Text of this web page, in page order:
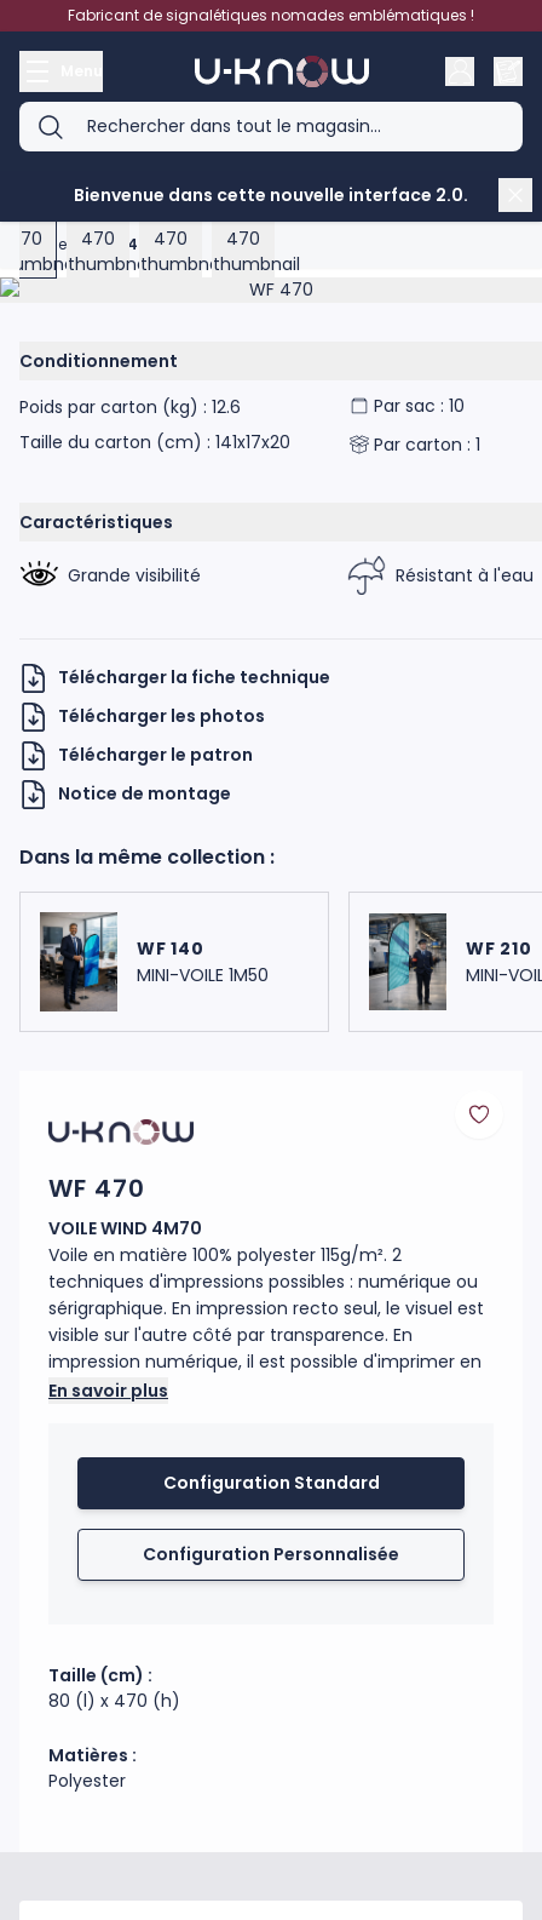
Aller au contenuFabricant de signalétiques nomades emblématiques !
UKNOW
Bienvenue dans cette nouvelle interface 2.0.
Accueil > WF 470
Product image gallery - scroll to see more images
Conditionnement
Poids par carton (kg) : 12.6
Taille du carton (cm) : 141x17x20
Par sac : 10
Par carton : 1
Caractéristiques
Grande visibilité Résistant à l'eau
Télécharger la fiche technique
Télécharger les photos
Télécharger le patron
Notice de montage
Dans la même collection :
WF 140
MINI-VOILE 1M50
WF 210
MINI-
WF 470
VOILE WIND 4M70
Voile en matière 100% polyester 115g/m². 2
techniques d'impressions possibles : numérique ou
sérigraphique. En impression recto seul, le visuel est
visible sur l'autre côté par transparence. En
impression numérique, il est possible d'imprimer en
recto/verso ; une feuille occultante insérée entre
dans un polyester Oxford 300 D. Le mât est en fibre
de carbone (très résistant). Les mâts se fixent sur
rotation présent sur les pieds pivote à 360°. Les
voiles se tendent sur tous les mâts grâce à un
impression recto numérique seul pour être livré en
J+4 à validation du BAT.
Code douanier : 63049098
Fabrication : Chine
En savoir plus
Configuration Standard
Configuration Personnalisée
Taille (cm) :
80 (l) x 470 (h)
Matières :
Polyester